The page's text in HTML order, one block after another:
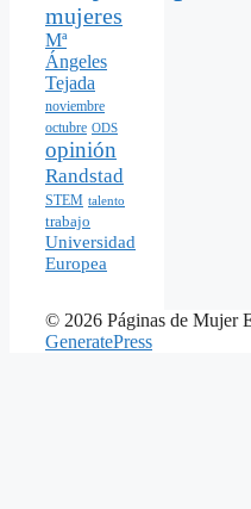
mujeres
Mª
Ángeles
Tejada
noviembre
octubre ODS
opinión
Randstad
STEM talento
trabajo
Universidad
Europea
© 2026 Páginas de Mujer
GeneratePress